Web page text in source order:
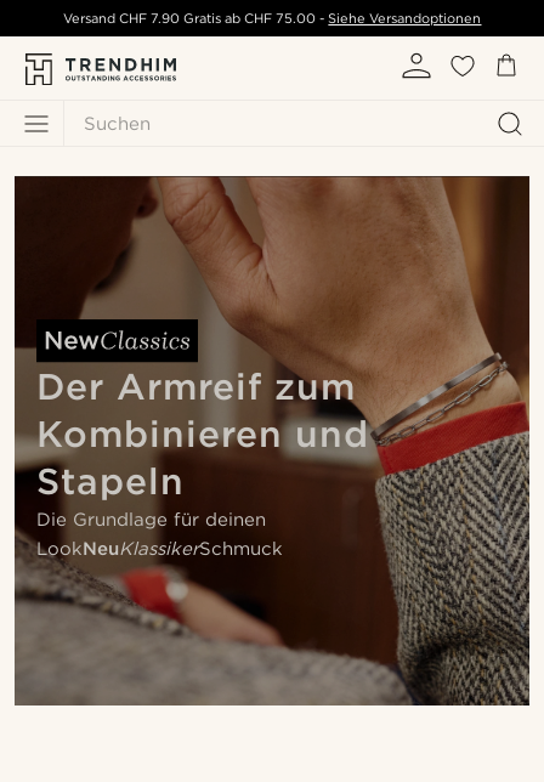
Suchen
Versand CHF 7.90 Gratis ab CHF 75.00 - Siehe Versandoptionen
Der Armreif zum
Kombinieren und
Stapeln
Die Grundlage für deinen
LookNeuKlassikerSchmuck